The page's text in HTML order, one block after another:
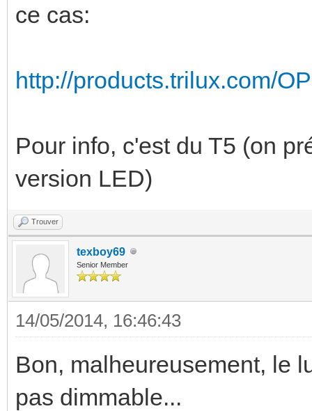
ce cas:
http://products.trilux.com/
Pour info, c'est du T5 (on
version LED)
Trouver
texboy69
Senior Member
14/05/2014, 16:46:43
Bon, malheureusement, le
pas dimmable...